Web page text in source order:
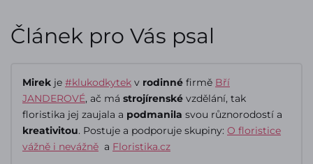
Článek pro Vás psal
Mirek je #klukodkytek v rodinné firmě Bří
JANDEROVÉ, ač má strojírenské vzdělání, tak
floristika jej zaujala a podmanila svou různorodostí a
kreativitou. Postuje a podporuje skupiny: O floristice
vážně i nevážně a Floristika.cz